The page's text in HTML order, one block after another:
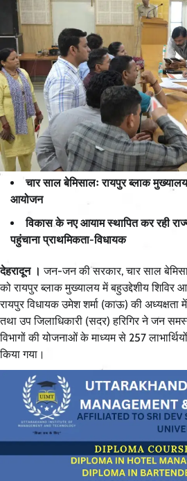
चार साल बेमिसालः रायपुर ब्लाक
आयोजन
विकास के नए आयाम स्थापित कर रही
पहुंचाना प्राथमिकता-विधायक
देहरादून ।जन-जन की सरकार, चार साल
को रायपुर ब्लाक मुख्यालय में बहुउद्देशीय शिविर
रायपुर विधायक उमेश शर्मा (काऊ) की अध्यक्षता
तथा उप जिलाधिकारी (सदर) हरिगिर ने जन
विभागों की योजनाओं के माध्यम से 257
किया गया।